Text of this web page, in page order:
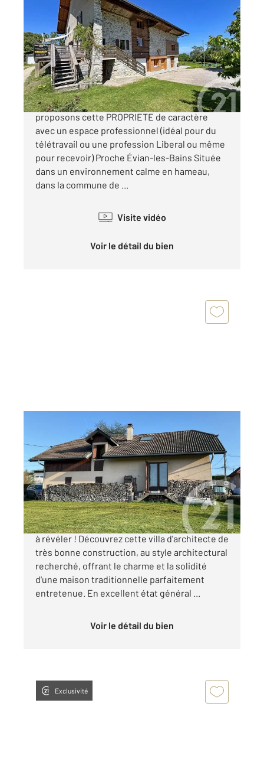
LARRINGES 74
159,40 m2, 7 pièces
Ref : 156652
Maison à vendre
530 000 €
CENTURY 21 CHABLAIS LEAMAN Nous vous
proposons cette PROPRIETE de caractère
avec un espace professionnel (idéal pour du
télétravail ou une profession Liberal ou même
pour recevoir) Proche Évian-les-Bains Située
dans un environnement calme en hameau,
dans la commune de ...
Visite vidéo
Voir le détail du bien
, 4 pièces
Ref : 156136
Maison à vendre
500 000 €
Villa d'architecte avec vue lac Un fort potentiel
à révéler ! Découvrez cette villa d'architecte de
très bonne construction, au style architectural
recherché, offrant le charme et la solidité
d'une maison traditionnelle parfaitement
entretenue. En excellent état général ...
Voir le détail du bien
Exclusivité